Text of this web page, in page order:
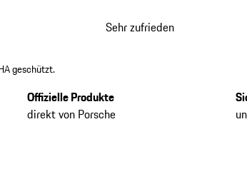
Sehr zufrieden
geschützt.
Offizielle Produkte
direkt von Porsche